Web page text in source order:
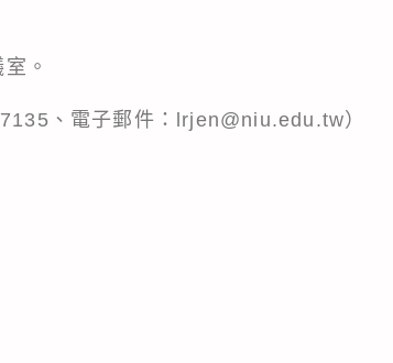
。
、電子郵件：lrjen@niu.edu.tw）